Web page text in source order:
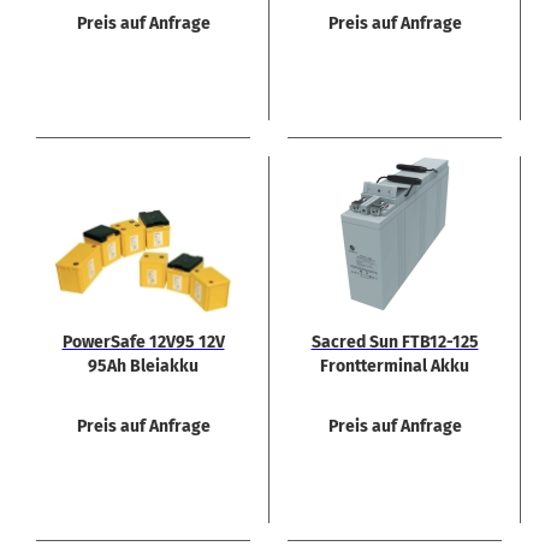
Front­ter­mi­nal
Preis auf Anfrage
Front­ter­mi­nal
Preis auf Anfrage
Power­Safe 12V95 12V
95Ah Blei­ak­ku
Preis auf Anfrage
Sa­cred Sun FTB12-​​125
Front­ter­mi­nal Akku
Preis auf Anfrage